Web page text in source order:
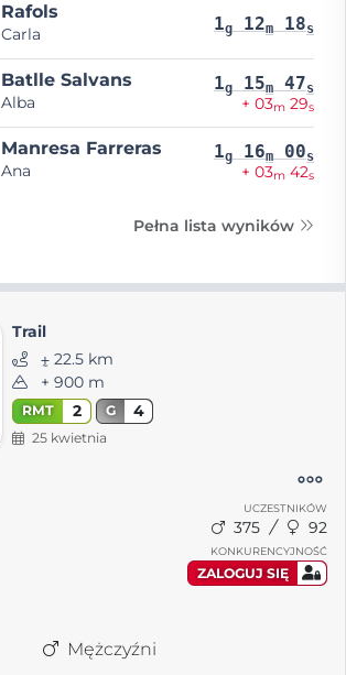
Rafols
Carla 1g 12m 18s
Batlle Salvans
Alba
1g 15m 47s
+ 03m 29s
Manresa Farreras
Ana
1g 16m 00s
+ 03m 42s
Pełna lista wyników
Trail
⨦ 22.5 km
+ 900 m
RMT 2 G 4
25 kwietnia
UCZESTNIKÓW
375 92
KONKURENCYJNOŚĆ
ZALOGUJ SIĘ
Mężczyźni